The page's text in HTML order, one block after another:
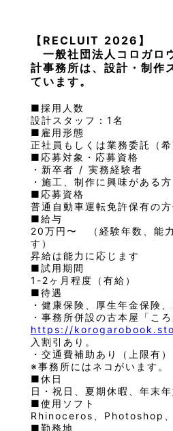
【RECLUIT 2026】
一般社団法人コロガロ
計事務所は、設計・制作
ています。
■採用人数
設計スタッフ：1名
■雇用形態
正社員もしくは業務委託（希
■応募対象・応募資格
・新卒者 / 実務経験者
・施工、制作に興味がある方
■応募資格
普通自動車運転免許保有の方
■給与
20万円〜 （経験年数、能
す）
昇給は能力に応じます
■試用期間
1-2ヶ月程度（有給）
■待遇
・健康保険、厚生年金保険
・事務所併設の古本屋「こ
https://
入割引あり。
・交通費補助あり（上限有）
※事務所にはネコがいます。
■休日
日・祝日、夏期休暇、年末
■使用ソフト
Rhinoceros、Photoshop
■勤務地